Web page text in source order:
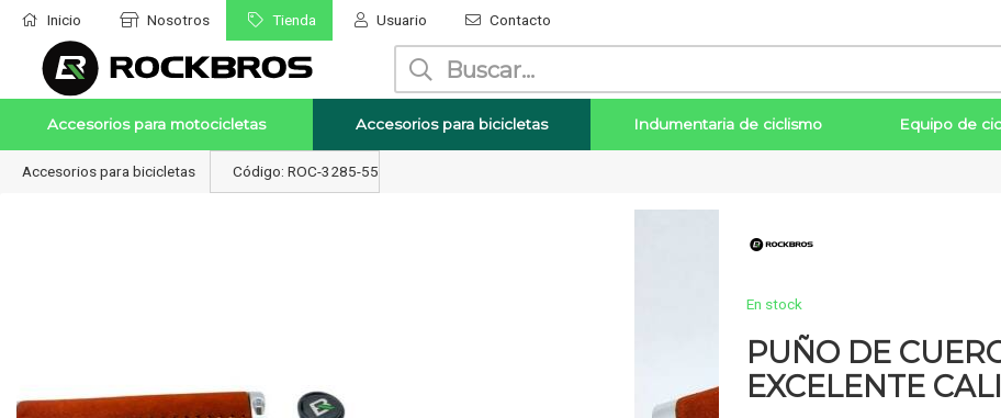
Inicio Nosotros Tienda Usuario Contacto
Accesorios para motocicletas Accesorios para bicicletas Indumentaria de ciclismo Equipo de
Accesorios para bicicletas Código: ROC-3285-55
En stock
PUÑO DE
EXCELENTE
Enviar a email
Enviar